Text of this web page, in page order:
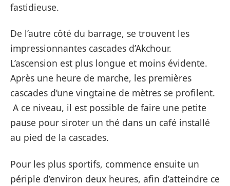
fastidieuse.
De l’autre côté du barrage, se trouvent les
impressionnantes cascades d’Akchour.
L’ascension est plus longue et moins évidente.
Après une heure de marche, les premières
cascades d’une vingtaine de mètres se profilent.
A ce niveau, il est possible de faire une petite
pause pour siroter un thé dans un café installé
au pied de la cascades.
Pour les plus sportifs, commence ensuite un
périple d’environ deux heures, afin d’atteindre ce